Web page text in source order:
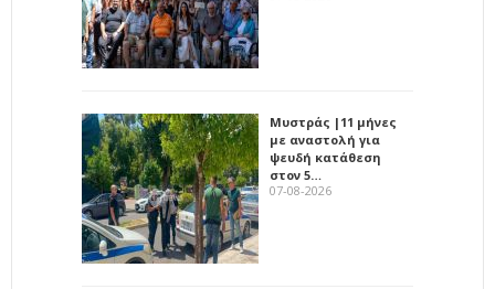
Μυστράς |11 μήνες
με αναστολή για
ψευδή κατάθεση
στον 5…
07-08-2026